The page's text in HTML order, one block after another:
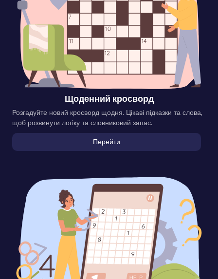
Щоденний кросворд
Розгадуйте новий кросворд щодня. Цікаві підказки та слова,
щоб розвинути логіку та словниковий запас.
Перейти